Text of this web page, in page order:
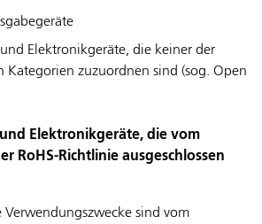
Elektronikgeräte, die keiner der
Kategorien zuzuordnen sind (sog. Open
Elektronikgeräte, die vom
RoHS-Richtlinie ausgeschlossen
Verwendungszwecke sind vom